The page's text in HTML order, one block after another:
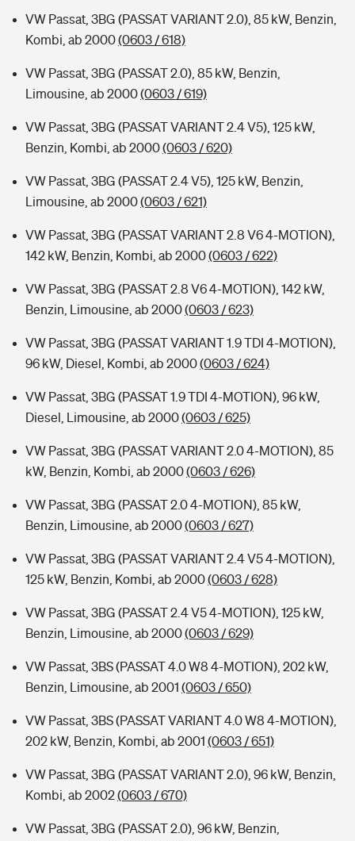
VW Passat, 3BG (PASSAT VARIANT 2.0), 85 kW, Benzin,
Kombi, ab 2000(0603 / 618)
VW Passat, 3BG (PASSAT 2.0), 85 kW, Benzin,
Limousine, ab 2000(0603 / 619)
VW Passat, 3BG (PASSAT VARIANT 2.4 V5), 125 kW,
Benzin, Kombi, ab 2000(0603 / 620)
VW Passat, 3BG (PASSAT 2.4 V5), 125 kW, Benzin,
Limousine, ab 2000(0603 / 621)
VW Passat, 3BG (PASSAT VARIANT 2.8 V6 4-MOTION),
142 kW, Benzin, Kombi, ab 2000(0603 / 622)
VW Passat, 3BG (PASSAT 2.8 V6 4-MOTION), 142 kW,
Benzin, Limousine, ab 2000(0603 / 623)
VW Passat, 3BG (PASSAT VARIANT 1.9 TDI 4-MOTION),
96 kW, Diesel, Kombi, ab 2000(0603 / 624)
VW Passat, 3BG (PASSAT 1.9 TDI 4-MOTION), 96 kW,
Diesel, Limousine, ab 2000(0603 / 625)
VW Passat, 3BG (PASSAT VARIANT 2.0 4-MOTION), 85
kW, Benzin, Kombi, ab 2000(0603 / 626)
VW Passat, 3BG (PASSAT 2.0 4-MOTION), 85 kW,
Benzin, Limousine, ab 2000(0603 / 627)
VW Passat, 3BG (PASSAT VARIANT 2.4 V5 4-MOTION),
125 kW, Benzin, Kombi, ab 2000(0603 / 628)
VW Passat, 3BG (PASSAT 2.4 V5 4-MOTION), 125 kW,
Benzin, Limousine, ab 2000(0603 / 629)
VW Passat, 3BS (PASSAT 4.0 W8 4-MOTION), 202 kW,
Benzin, Limousine, ab 2001 (0603 / 650)
VW Passat, 3BS (PASSAT VARIANT 4.0 W8 4-MOTION),
202 kW, Benzin, Kombi, ab 2001 (0603 / 651)
VW Passat, 3BG (PASSAT VARIANT 2.0), 96 kW, Benzin,
Kombi, ab 2002(0603 / 670)
VW Passat, 3BG (PASSAT 2.0), 96 kW, Benzin,